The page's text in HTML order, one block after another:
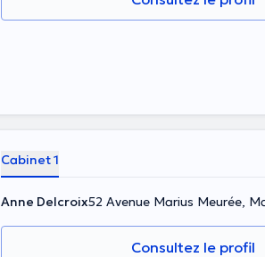
Cabinet 1
Anne Delcroix52 Avenue Marius Meurée,
Consultez le profil